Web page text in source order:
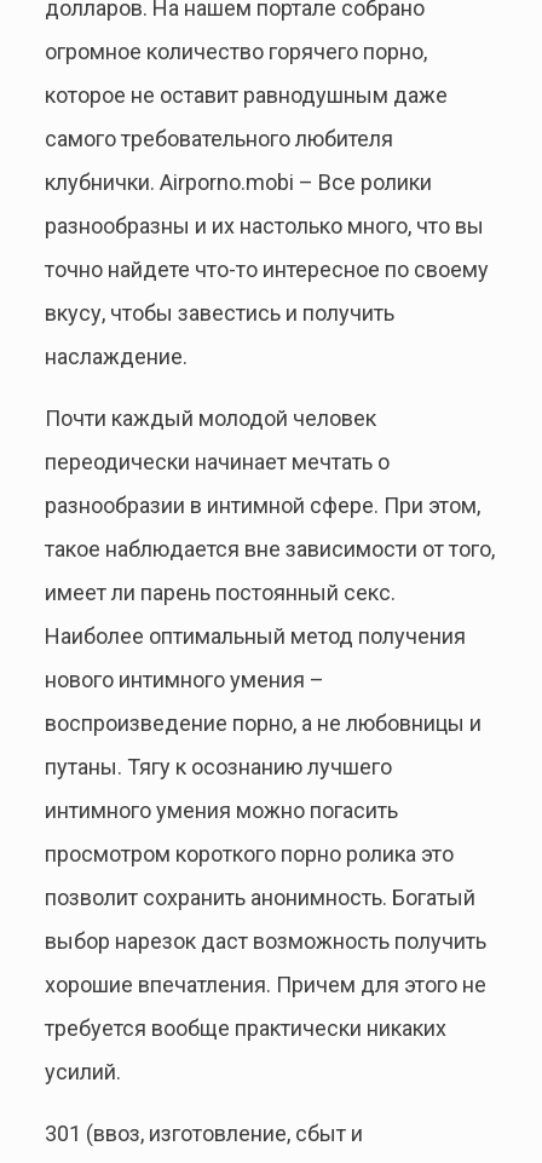
долларов. На нашем портале собрано
огромное количество горячего порно,
которое не оставит равнодушным даже
самого требовательного любителя
клубнички. Airporno.mobi – Все ролики
разнообразны и их настолько много, что вы
точно найдете что-то интересное по своему
вкусу, чтобы завестись и получить
наслаждение.
Почти каждый молодой человек
переодически начинает мечтать о
разнообразии в интимной сфере. При этом,
такое наблюдается вне зависимости от того,
имеет ли парень постоянный секс.
Наиболее оптимальный метод получения
нового интимного умения –
воспроизведение порно, а не любовницы и
путаны. Тягу к осознанию лучшего
интимного умения можно погасить
просмотром короткого порно ролика это
позволит сохранить анонимность. Богатый
выбор нарезок даст возможность получить
хорошие впечатления. Причем для этого не
требуется вообще практически никаких
усилий.
301 (ввоз, изготовление, сбыт и